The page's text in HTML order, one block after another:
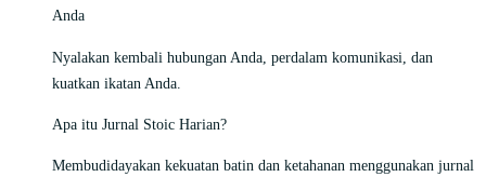
Anda
Nyalakan kembali hubungan Anda, perdalam komunikasi, dan
kuatkan ikatan Anda.
Apa itu Jurnal Stoic Harian?
Membudidayakan kekuatan batin dan ketahanan menggunakan jurnal